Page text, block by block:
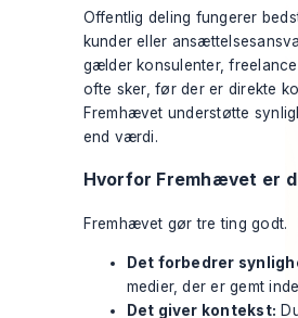
Offentlig deling fungerer
kunder eller
gælder konsulenter,
ofte sker, før der er direkte
Fremhævet understøtte
end værdi.
Hvorfor Fremhævet er
Fremhævet gør tre ting godt.
Det forbedrer
medier, der er gemt
Det giver kontekst: